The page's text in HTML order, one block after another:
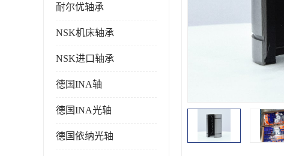
耐尔优轴承
NSK机床轴承
NSK进口轴承
德国INA轴
德国INA光轴
德国依纳光轴